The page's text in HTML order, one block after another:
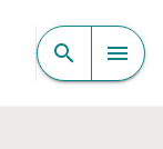
search menu